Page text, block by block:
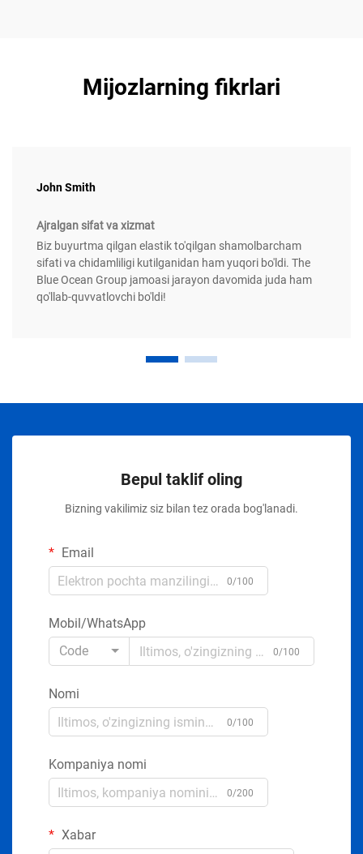
Mijozlarning fikrlari
John Smith
Ajralgan sifat va xizmat
Biz buyurtma qilgan elastik to'qilgan shamolbarcham
sifati va chidamliligi kutilganidan ham yuqori bo'ldi. The
Blue Ocean Group jamoasi jarayon davomida juda ham
qo'llab-quvvatlovchi bo'ldi!
Bepul taklif oling
Bizning vakilimiz siz bilan tez orada bog'lanadi.
Email
0/100
Mobil/WhatsApp
Code
0/100
Nomi
0/100
Kompaniya nomi
0/200
Xabar